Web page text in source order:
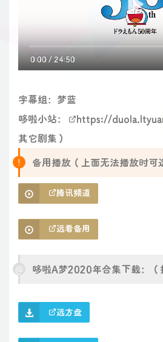
0:00/24:50
字幕组：梦蓝
哆啦小站：
https://
其它剧集）
备用播放（上面无法播放时可
腾讯频道
远看备用
哆啦A梦2020年合集下载：（
远方盘